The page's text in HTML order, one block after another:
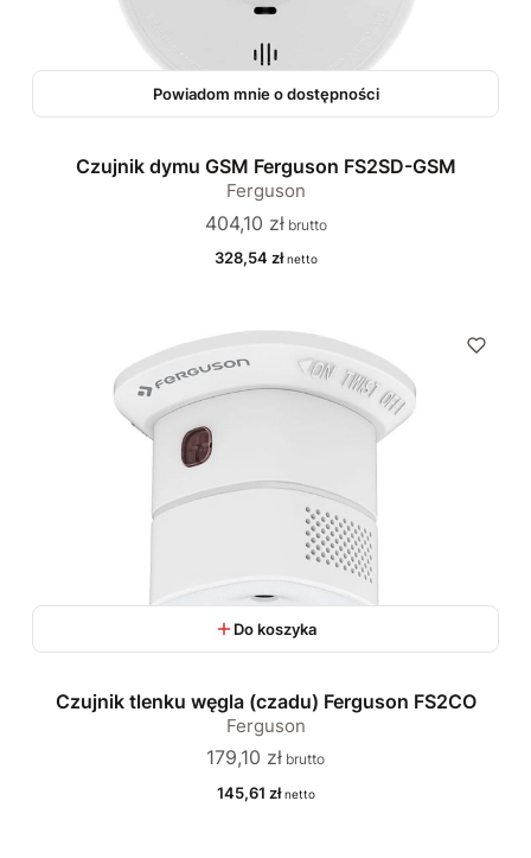
Powiadom mnie o dostępności
Czujnik dymu GSM Ferguson FS2SD-GSM
Ferguson
Cena
404,10 zł
Cena
328,54 zł
Do koszyka
Czujnik tlenku węgla (czadu) Ferguson FS2CO
Ferguson
Cena
179,10 zł
Cena
145,61 zł